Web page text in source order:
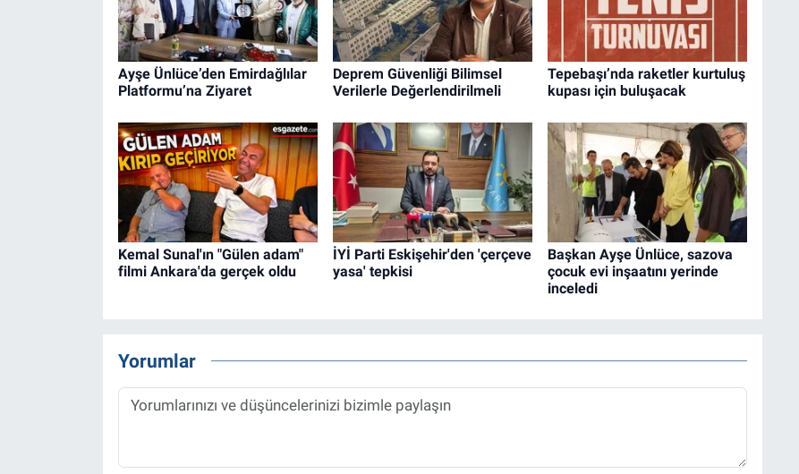
Ayşe Ünlüce’den Emirdağlılar
Platformu’na Ziyaret
Deprem Güvenliği Bilimsel
Verilerle Değerlendirilmeli
Tepebaşı’nda raketler kurtuluş
kupası için buluşacak
Kemal Sunal'ın "Gülen adam"
filmi Ankara'da gerçek oldu
İYİ Parti Eskişehir'den 'çerçeve
yasa' tepkisi
Başkan Ayşe Ünlüce, sazova
çocuk evi inşaatını yerinde
inceledi
Yorumlar